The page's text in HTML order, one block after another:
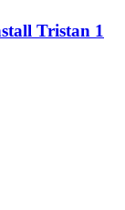
Tristan 1